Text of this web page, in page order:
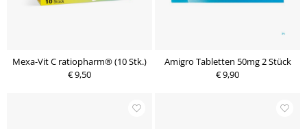
Mexa-Vit C ratiopharm® (10 Stk.)
€ 9,50
Amigro Tabletten 50mg 2 Stück
€ 9,90